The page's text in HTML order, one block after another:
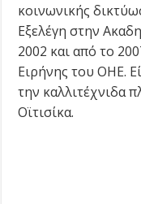
κοινωνικής
Εξελέγη στην
2002 και από το
Ειρήνης του ΟΗΕ.
την καλλιτέχνιδα
Οϊτισίκα.